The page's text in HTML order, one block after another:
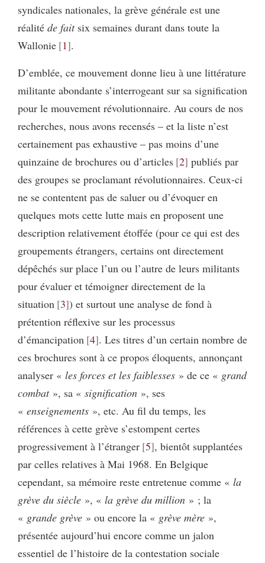
syndicales nationales, la grève générale est une
réalité de fait six semaines durant dans toute la
Wallonie 1 .
D’emblée, ce mouvement donne lieu à une littérature
militante abondante s’interrogeant sur sa signification
pour le mouvement révolutionnaire. Au cours de nos
recherches, nous avons recensés – et la liste n’est
certainement pas exhaustive – pas moins d’une
quinzaine de brochures ou d’articles 2 publiés par
des groupes se proclamant révolutionnaires. Ceux-ci
ne se contentent pas de saluer ou d’évoquer en
quelques mots cette lutte mais en proposent une
description relativement étoffée (pour ce qui est des
groupements étrangers, certains ont directement
dépêchés sur place l’un ou l’autre de leurs militants
pour évaluer et témoigner directement de la
situation 3 ) et surtout une analyse de fond à
prétention réflexive sur les processus
d’émancipation 4 . Les titres d’un certain nombre de
ces brochures sont à ce propos éloquents, annonçant
analyser « les forces et les faiblesses » de ce « grand
combat», sa « signification », ses
« enseignements », etc. Au fil du temps, les
références à cette grève s’estompent certes
progressivement à l’étranger 5 , bientôt supplantées
par celles relatives à Mai 1968. En Belgique
cependant, sa mémoire reste entretenue comme « la
grève du siècle », « la grève du million » ; la
« grande grève » ou encore la « grève mère »,
présentée aujourd’hui encore comme un jalon
essentiel de l’histoire de la contestation sociale